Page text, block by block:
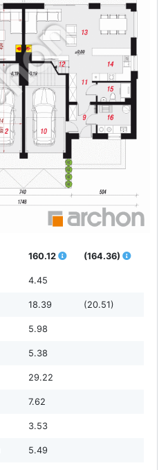
160.12 (164.36)
4.45
18.39 (20.51)
5.98
5.38
29.22
7.62
3.53
5.49